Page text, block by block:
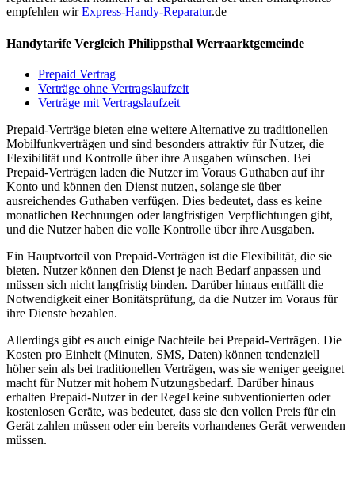
empfehlen wirExpress-Handy-Reparatur.de
Handytarife Vergleich Philippsthal Werraarktgemeinde
Prepaid Vertrag
Verträge ohne Vertragslaufzeit
Verträge mit Vertragslaufzeit
Prepaid-Verträge bieten eine weitere Alternative zu traditionellen
Mobilfunkverträgen und sind besonders attraktiv für Nutzer, die
Flexibilität und Kontrolle über ihre Ausgaben wünschen. Bei
Prepaid-Verträgen laden die Nutzer im Voraus Guthaben auf ihr
Konto und können den Dienst nutzen, solange sie über
ausreichendes Guthaben verfügen. Dies bedeutet, dass es keine
monatlichen Rechnungen oder langfristigen Verpflichtungen gibt,
und die Nutzer haben die volle Kontrolle über ihre Ausgaben.
Ein Hauptvorteil von Prepaid-Verträgen ist die Flexibilität, die sie
bieten. Nutzer können den Dienst je nach Bedarf anpassen und
müssen sich nicht langfristig binden. Darüber hinaus entfällt die
Notwendigkeit einer Bonitätsprüfung, da die Nutzer im Voraus für
ihre Dienste bezahlen.
Allerdings gibt es auch einige Nachteile bei Prepaid-Verträgen. Die
Kosten pro Einheit (Minuten, SMS, Daten) können tendenziell
höher sein als bei traditionellen Verträgen, was sie weniger geeignet
macht für Nutzer mit hohem Nutzungsbedarf. Darüber hinaus
erhalten Prepaid-Nutzer in der Regel keine subventionierten oder
kostenlosen Geräte, was bedeutet, dass sie den vollen Preis für ein
Gerät zahlen müssen oder ein bereits vorhandenes Gerät verwenden
müssen.